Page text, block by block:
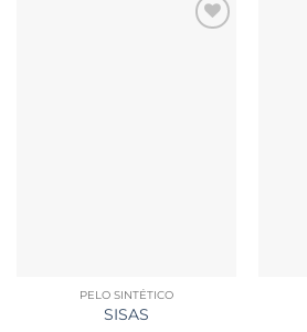
PELO SINTÉTICO
SISAS